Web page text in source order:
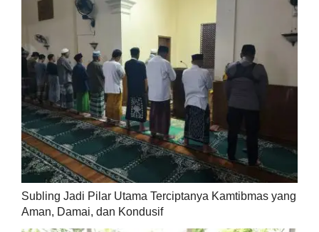
Subling Jadi Pilar Utama Terciptanya Kamtibmas yang
Aman, Damai, dan Kondusif